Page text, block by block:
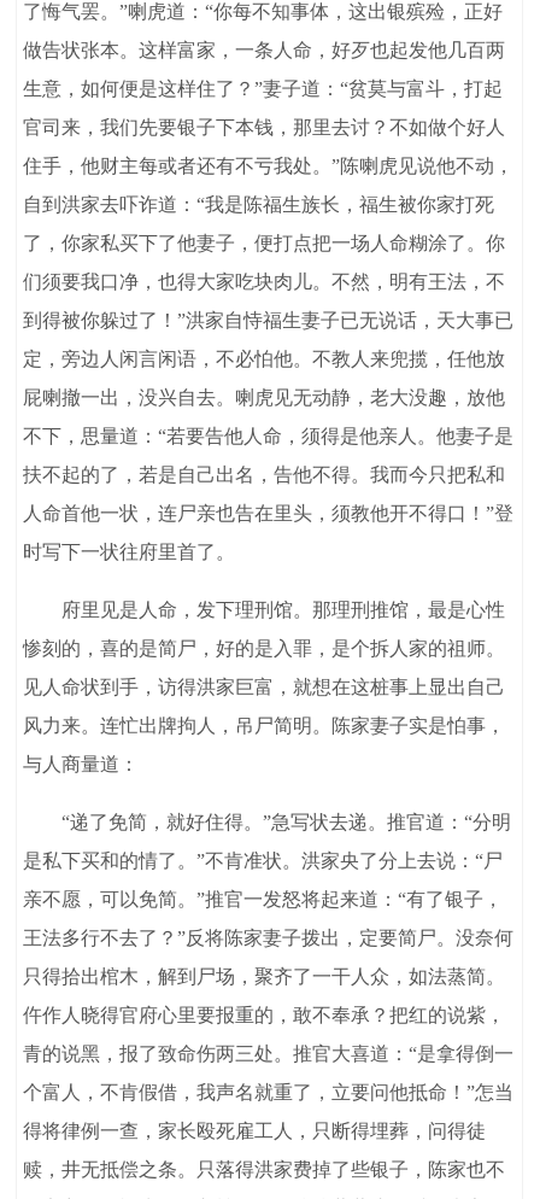
了悔气罢。”喇虎道：“你每不知事体，这出银殡殓，正好
做告状张本。这样富家，一条人命，好歹也起发他几百两
生意，如何便是这样住了？”妻子道：“贫莫与富斗，打起
官司来，我们先要银子下本钱，那里去讨？不如做个好人
住手，他财主每或者还有不亏我处。”陈喇虎见说他不动，
自到洪家去吓诈道：“我是陈福生族长，福生被你家打死
了，你家私买下了他妻子，便打点把一场人命糊涂了。你
们须要我口净，也得大家吃块肉儿。不然，明有王法，不
到得被你躲过了！”洪家自恃福生妻子已无说话，天大事已
定，旁边人闲言闲语，不必怕他。不教人来兜揽，任他放
屁喇撤一出，没兴自去。喇虎见无动静，老大没趣，放他
不下，思量道：“若要告他人命，须得是他亲人。他妻子是
扶不起的了，若是自己出名，告他不得。我而今只把私和
人命首他一状，连尸亲也告在里头，须教他开不得口！”登
时写下一状往府里首了。
府里见是人命，发下理刑馆。那理刑推馆，最是心性
惨刻的，喜的是简尸，好的是入罪，是个拆人家的祖师。
见人命状到手，访得洪家巨富，就想在这桩事上显出自己
风力来。连忙出牌拘人，吊尸简明。陈家妻子实是怕事，
与人商量道：
“递了免简，就好住得。”急写状去递。推官道：“分明
是私下买和的情了。”不肯准状。洪家央了分上去说：“尸
亲不愿，可以免简。”推官一发怒将起来道：“有了银子，
王法多行不去了？”反将陈家妻子拨出，定要简尸。没奈何
只得拾出棺木，解到尸场，聚齐了一干人众，如法蒸简。
仵作人晓得官府心里要报重的，敢不奉承？把红的说紫，
青的说黑，报了致命伤两三处。推官大喜道：“是拿得倒一
个富人，不肯假借，我声名就重了，立要问他抵命！”怎当
得将律例一查，家长殴死雇工人，只断得埋葬，问得徒
赎，井无抵偿之条。只落得洪家费掉了些银子，陈家也不